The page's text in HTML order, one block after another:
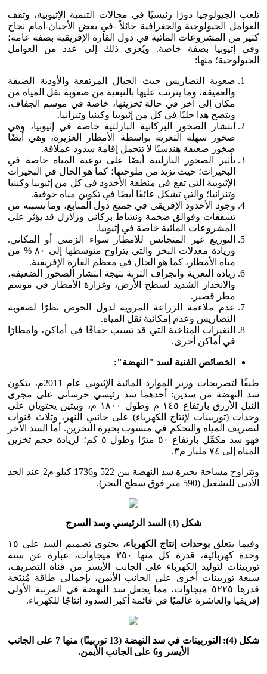
تلعب الجيولوجيا دورًا رئيسيًا في مجالات التنمية الإثيوبية، وتقف
العوامل الجيولوجية والجغرافية حائلاً -في بعض الأحيان-أمام نجاح
كثير من المشروعات المائية في دول القارة الإفريقية بصفة عامة؛
وفي إثيوبيا بصفة خاصة. ويُعزى ذلك إلى عدد من العوامل
الجيولوجية؛ منها:
صعوبة التضاريس حيث الجبال المرتفعة والأودية الضيقة
والعميقة، وما يترتب عليها بالتبعية من صعوبة نقل المياه من
مكان إلى آخر في حالة تخزينها، خاصة في موسم الجفاف،
ويتضح هذا جليًا في كل من إثيوبيا وكينيا وتنزانيا.
انتشار الصخور البركانية البازلتية خاصة في إثيوبيا، وهي
صخور سهلة التعرية بواسطة الأمطار الغزيرة، وهي أيضًا
صخور ضعيفة هندسيًا لا تتحمل إقامة سدود عملاقة.
تأثير الصخور البازلتية أيضًا على نوعية المياه خاصة في
البحيرات؛ حيث تزيد من ملوحتها؛ كما هو الحال في البحيرات
الإثيوبية التي تقع في منطقة الأخدود في كل من إثيوبيا وكينيا
وتنزانيا؛ والتي تشكل عائقًا أيضًا في تكوين مياه جوفية.
وجود الأخدود الإفريقي في جميع دول المنابع، وما يسببه من
تشققات وفوالق ضخمة ونشاط بركاني وزلازل قد يؤثر على
المشروعات المائية خاصة في إثيوبيا.
التوزيع غير المتجانس للأمطار سواء الزمني أو المكاني.
وزيادة معدلات البخر والتي يتراوح متوسطها إلى ٨٠ % من
مياه الأمطار، كما هو الحال في معظم القارة الإفريقية.
زيادة التعرية وانجراف التربة نتيجة انتشار الصخور الضعيفة،
والانحدار الشديد لسطح الأرض، وغزارة الأمطار في موسم
مطر قصير.
عدم ملاءمة الزراعة المروية لدول الحوض نظرًا لصعوبة
التضاريس وعدم إمكانية نقل المياه.
التغيرات المناخية التي قد تسبب جفافًا في أماكن، وأمطارًا
في أماكن أخرى.
الخصائص الفنية لسد "النهضة":
طبقًا لتصريحات وزير الموارد المائية الإثيوبي عام 2011م، يتكون
سد النهضة من سدين: أحدهما سد رئيسي خرساني على مجرى
النيل الأزرق بارتفاع ١٤٥ م وطول ١٨٠٠ م، وبيتين يحتويان على
وحدات (توربينات لإنتاج الكهرباء) على جانبي النهر، وثلاث قنوات
لتصريف المياه والتحكم في منسوب بحيرة التخزين. أما السد الآخر
فهو سد مكمِّل بارتفاع ٥٠ مترًا وطول ٥ كم؛ لزيادة حجم تخزين
المياه إلى ٧٤ مليار م٣.
وتتراوح مساحة بحيرة سد النهضة بين 522 و1736 كيلو م2 عند الحد
الأدنى للتشغيل (590 متر فوق سطح البحر).
شكل (3) السد الرئيسي وسد السرج
وفيما يتعلقبوحدات إنتاج الكهرباء،
يحتوي تصميم السد على ١٥
وحدة كهربائية، قدرة كل منها ٣٥٠ ميجاوات، عبارة عن ستة
توربينات لتوليد الكهرباء على الجانب الأيسر من قناة التصريف،
سبعة توربينات أخرى على الجانب الأيمن، بإجمالي طاقة مُنتَجَة
قدرها ٥٢٢٥ ميجاوات، مما يجعل سد النهضة في المرتبة الأولى
إفريقيا والعاشرة عالميًا في قائمة أكبر السدود إنتاجًا للكهرباء.
شكل (4): التوربينات في سد النهضة (13 توربينًا) منها 7 على الجانب
الأيسر و6 على الجانب الأيمن.